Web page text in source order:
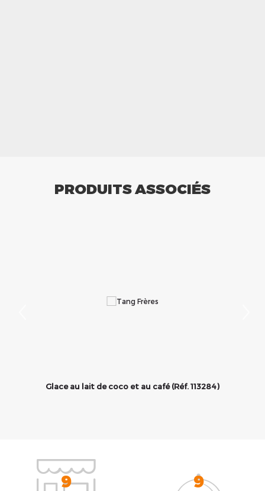
PRODUITS ASSOCIÉS
Glace au lait de coco et au café (Réf. 113284)
9 9